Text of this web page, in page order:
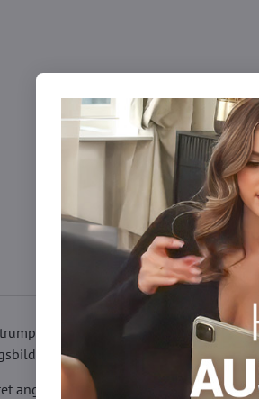
Beschreibung
ist ideal für warme
der Beine.
angenehmen Tragekomfort, während